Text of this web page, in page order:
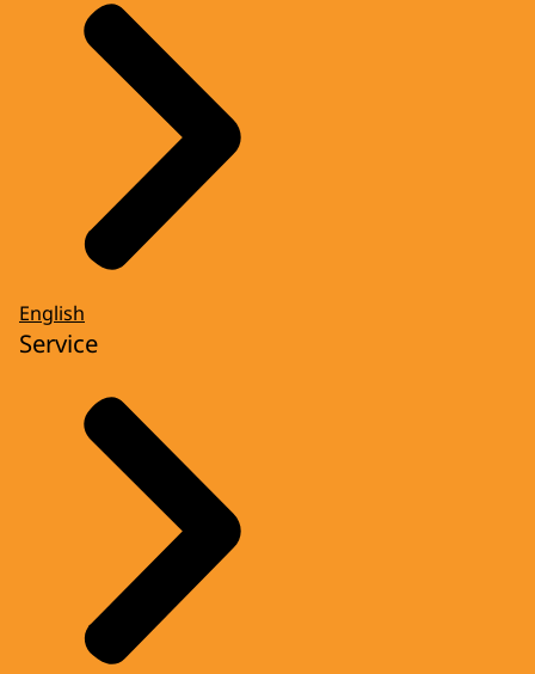
English
Service